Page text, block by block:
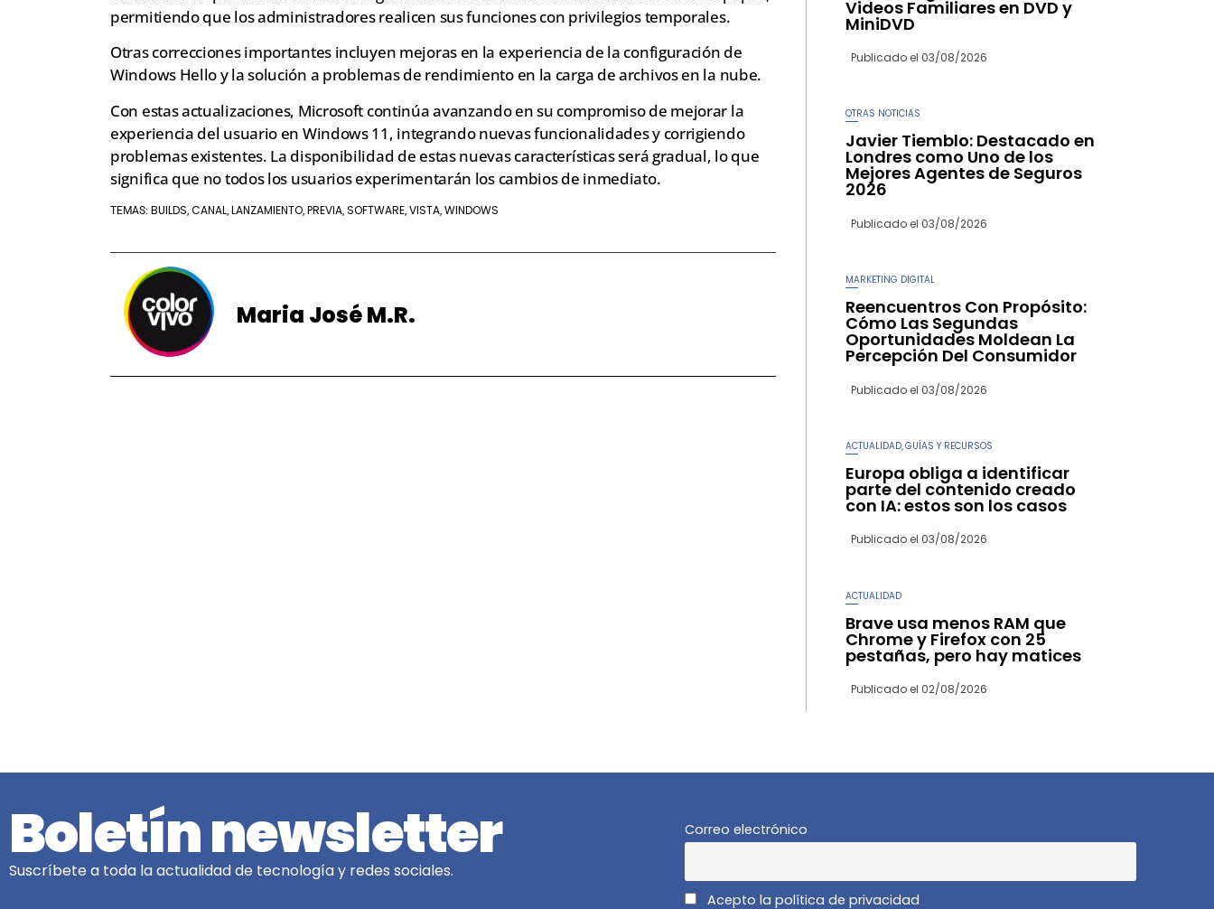
permitiendo que los administradores realicen sus funciones con privilegios temporales.
Otras correcciones importantes incluyen mejoras en la experiencia de la configuración de
Windows Hello y la solución a problemas de rendimiento en la carga de archivos en la nube.
Con estas actualizaciones, Microsoft continúa avanzando en su compromiso de mejorar la
experiencia del usuario en Windows 11, integrando nuevas funcionalidades y corrigiendo
problemas existentes. La disponibilidad de estas nuevas características será gradual, lo que
significa que no todos los usuarios experimentarán los cambios de inmediato.
TEMAS: BUILDS, CANAL, LANZAMIENTO, PREVIA, SOFTWARE, VISTA, WINDOWS
Maria José M.R.
Videos Familiares en DVD y
MiniDVD
Publicado el 03/08/2026
OTRAS NOTICIAS
Javier Tiemblo: Destacado en
Londres como Uno de los
Mejores Agentes de Seguros
2026
Publicado el 03/08/2026
MARKETING DIGITAL
Reencuentros Con Propósito:
Cómo Las Segundas
Oportunidades Moldean La
Percepción Del Consumidor
Publicado el 03/08/2026
ACTUALIDAD GUÍAS Y RECURSOS
Europa obliga a identificar
parte del contenido creado
con IA: estos son los casos
Publicado el 03/08/2026
ACTUALIDAD
Brave usa menos RAM que
Chrome y Firefox con 25
pestañas, pero hay matices
Publicado el 02/08/2026
Boletín newsletter
Suscríbete a toda la actualidad de tecnología y redes sociales.
Correo electrónico
Acepto la política de privacidad